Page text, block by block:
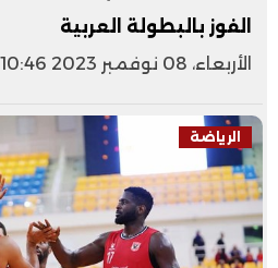
الفوز بالبطولة العربية
الأربعاء، 08 نوفمبر 2023 10:46 م
الرياضة